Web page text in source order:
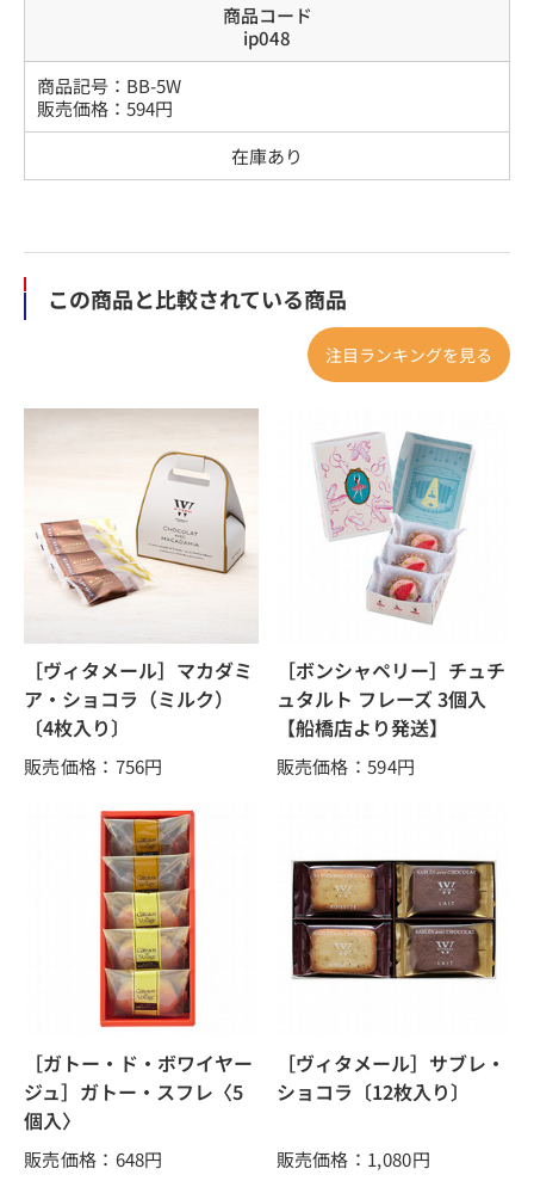
商品コード
ip048
商品記号： BB-5W
販売価格： 594円
在庫あり
この商品と比較されている商品
注目ランキングを見る
［ヴィタメール］マカダミ
ア・ショコラ（ミルク）
〔4枚入り〕
販売価格：756円
［ボンシャペリー］チュチ
ュタルト フレーズ 3個入
【船橋店より発送】
販売価格：594円
［ガトー・ド・ボワイヤー
ジュ］ガトー・スフレ〈5
個入〉
販売価格：648円
［ヴィタメール］サブレ・
ショコラ〔12枚入り〕
販売価格：1,080円